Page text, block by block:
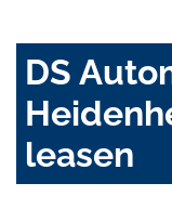
DS
leasen